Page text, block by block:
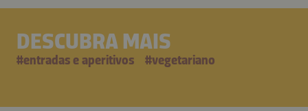
DESCUBRA MAIS
#entradas e aperitivos #vegetariano